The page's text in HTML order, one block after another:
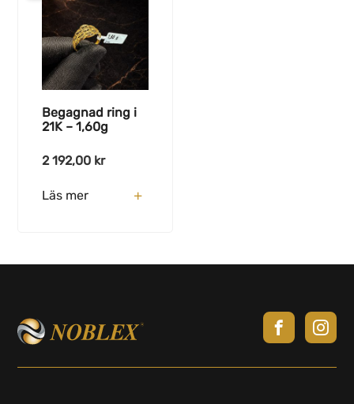
Begagnad ring i
21K – 1,60g
2 192,00 kr
Läs mer